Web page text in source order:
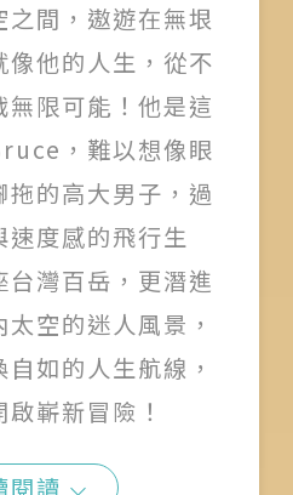
間，遨遊在無垠
他的人生，從不
限可能！他是這
，難以想像眼
的高大男子，過
速度感的飛行生
灣百岳，更潛進
空的迷人風景，
如的人生航線，
嶄新冒險！
閱讀